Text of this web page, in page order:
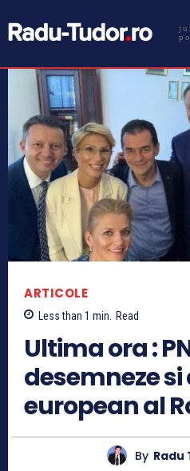
ARTICOLE
Less than 1 min. Read
Ultima ora :
desemneze
european al
By Radu